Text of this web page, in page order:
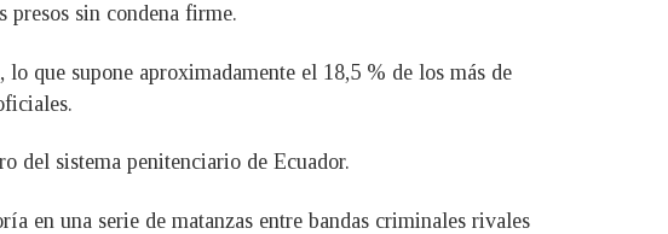
sin condena firme.
que supone aproximadamente el 18,5 % de los más de
del sistema penitenciario de Ecuador.
en una serie de matanzas entre bandas criminales rivales